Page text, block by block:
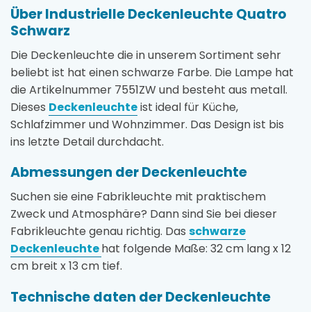
Über Industrielle Deckenleuchte Quatro
Schwarz
Die Deckenleuchte die in unserem Sortiment sehr
beliebt ist hat einen schwarze Farbe. Die Lampe hat
die Artikelnummer 7551ZW und besteht aus metall.
Dieses Deckenleuchteist ideal für Küche,
Schlafzimmer und Wohnzimmer. Das Design ist bis
ins letzte Detail durchdacht.
Abmessungen der Deckenleuchte
Suchen sie eine Fabrikleuchte mit praktischem
Zweck und Atmosphäre? Dann sind Sie bei dieser
Fabrikleuchte genau richtig. Das schwarze
Deckenleuchtehat folgende Maße: 32 cm lang x 12
cm breit x 13 cm tief.
Technische daten der Deckenleuchte